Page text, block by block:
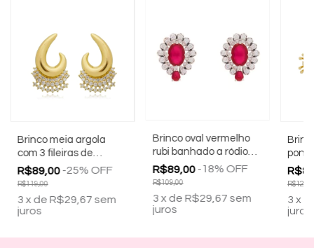
Brinco meia argola
com 3 fileiras de
zircônias banhado a
ouro 18k
R$89,00-25% OFF
R$119,00
3 x de R$29,67 sem
juros
Brinco oval vermelho
rubi banhado a ródio
branco
R$89,00-18% OFF
R$109,00
3 x de R$29,67 sem
juros
a
3 x
juros